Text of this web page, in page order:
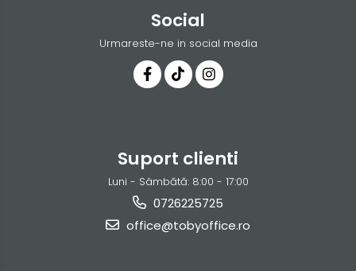
Social
Urmareste-ne in social media
Suport clienti
Luni - Sâmbătă: 8:00 - 17:00
0726225725
office@tobyoffice.ro